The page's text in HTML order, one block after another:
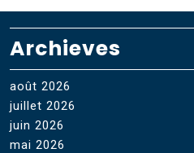
Archieves
août 2026
juillet 2026
juin 2026
mai 2026